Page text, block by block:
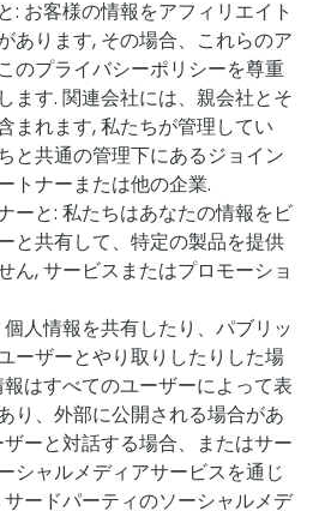
: お客様の情報をアフィリエイト
あります, その場合、これらのア
のプライバシーポリシーを尊重
ます. 関連会社には、親会社とそ
まれます, 私たちが管理してい
と共通の管理下にあるジョイン
トナーまたは他の企業.
ーと: 私たちはあなたの情報をビ
と共有して、特定の製品を提供
ん, サービスまたはプロモーショ
人情報を共有したり、パブリッ
ーザーとやり取りしたりした場
はすべてのユーザーによって表
り、外部に公開される場合があ
ザーと対話する場合、またはサー
シャルメディアサービスを通じ
ードパーティのソーシャルメデ